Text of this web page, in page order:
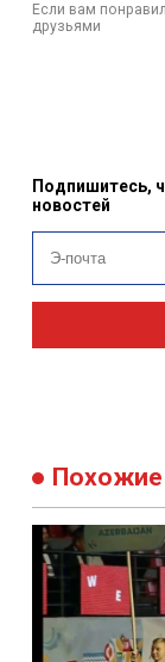
Если вам
друзьями
Подпишитесь,
новостей